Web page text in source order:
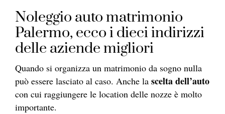
Noleggio auto matrimonio
Palermo, ecco i dieci indirizzi
delle aziende migliori
Quando si organizza un matrimonio da sogno nulla
può essere lasciato al caso. Anche la scelta dell’auto
con cui raggiungere le location delle nozze è molto
importante.